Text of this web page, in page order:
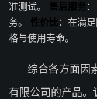
准测试。 售后服务
务。 性价比 ：在满
格与使用寿命。
综合各方面因
有限公司的产品